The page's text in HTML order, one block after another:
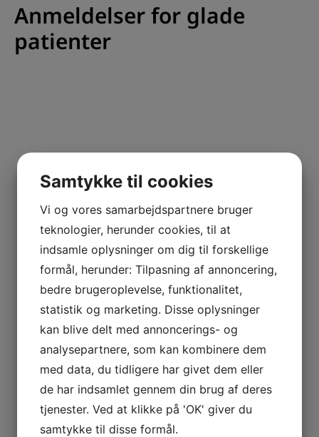
Anmeldelser for glade
patienter
KONTAKTINFORMATION
Korsør Tandlægeklinik I/S
Gl. Banegårdsplads 4B, st.
58 37 07 86
info@tandterne.dk
CVR: 43133748
Samtykke til cookies
Vi og vores samarbejdspartnere bruger
teknologier, herunder cookies, til at
indsamle oplysninger om dig til forskellige
formål, herunder: Tilpasning af annoncering,
bedre brugeroplevelse, funktionalitet,
statistik og marketing. Disse oplysninger
kan blive delt med annoncerings- og
analysepartnere, som kan kombinere dem
med data, du tidligere har givet dem eller
de har indsamlet gennem din brug af deres
tjenester. Ved at klikke på 'OK' giver du
samtykke til disse formål.